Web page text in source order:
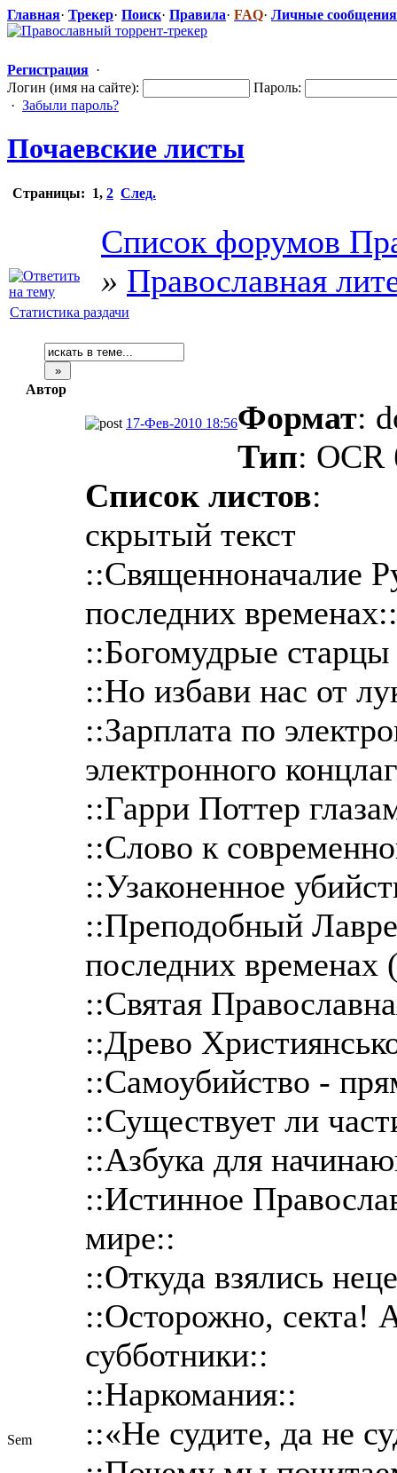
Главная· Трекер· Поиск· Правила· FAQ· Личные сообщения
Регистрация ·
Логин (имя на сайте):
Пароль:
· Забыли пароль?
Почаевские листы
Страницы: 1, 2 След.
Список форумов
» Православная
Статистика раздачи
Автор
Sem
17-Фев-2010 18:56Формат:
Тип: OCR
Список листов:
скрытый текст
::Священноначалие
последних временах::
::Богомудрые
::Но избави нас от
::Зарплата по
электронного
::Гарри Поттер
::Слово к
::Узаконенное
::Преподобный
последних временах
::Святая
::Древо
::Самоубийство -
::Существует ли
::Азбука для
::Истинное
мире::
::Откуда взялись
::Осторожно, секта!
субботники::
::Наркомания::
::«Не судите, да не